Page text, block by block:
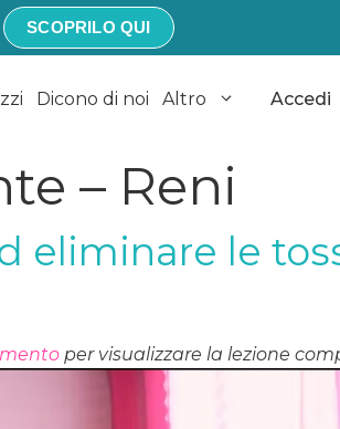
SCOPRILO QUI
Dicono di noi Altro Accedi
– Reni
eliminare le
per visualizzare la lezione